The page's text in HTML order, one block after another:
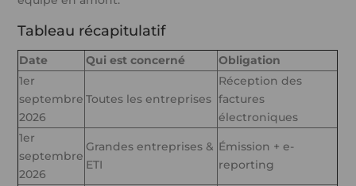
Tableau récapitulatif
Date Qui est concerné
Obligation
1er
septembre
2026
Toutes les entreprises
Réception des
factures
électroniques
1er
septembre
2026
Grandes entreprises &
ETI
Émission + e-
reporting